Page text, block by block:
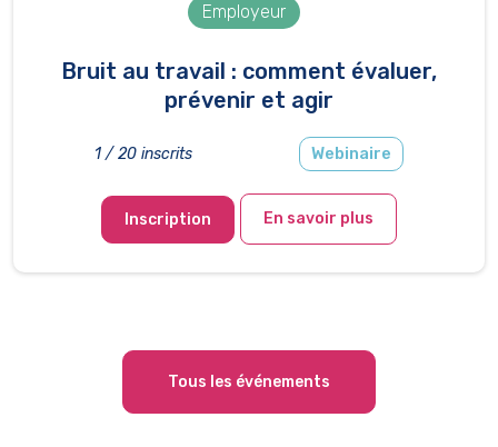
Employeur
Bruit au travail : comment évaluer,
prévenir et agir
1 / 20 inscrits Webinaire
Inscription En savoir plus
Tous les événements